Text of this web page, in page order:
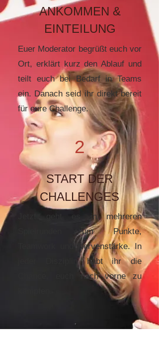
ANKOMMEN &
EINTEILUNG
Euer Moderator begrüßt euch vor
Ort, erklärt kurz den Ablauf und
teilt euch bei Bedarf in Teams
ein. Danach seid ihr direkt bereit
für eure Challenge.
2
START DER
CHALLENGES
Jetzt geht es in mehreren
Spielrunden um Punkte,
Teamwork und Nervenstärke. In
jeder Disziplin habt ihr die
Chance, euch nach vorne zu